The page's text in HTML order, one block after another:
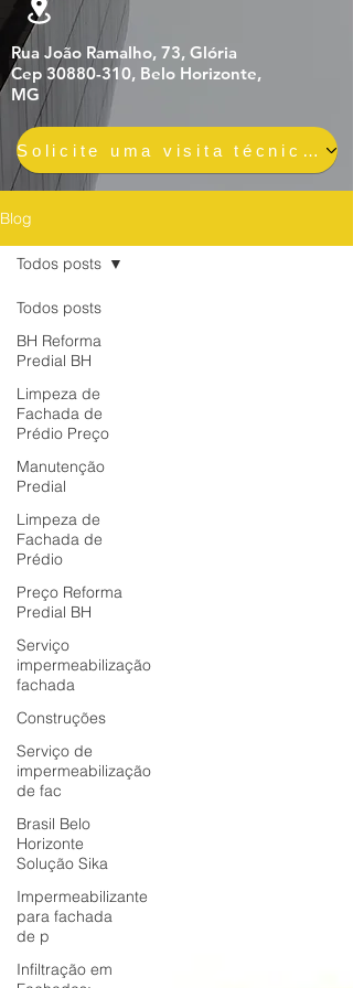
Rua João Ramalho, 73, Glória
Cep 30880-310, Belo Horizonte,
MG
Solicite uma visita técnica gratuita e sem compromisso
Blog
Todos posts
BH Reforma
Predial BH
Limpeza de
Fachada de
Prédio Preço
Manutenção
Predial
Limpeza de
Fachada de
Prédio
Preço Reforma
Predial BH
Serviço
impermeabilização
fachada
Construções
Serviço de
impermeabilização
de fac
Brasil Belo
Horizonte
Solução Sika
Impermeabilizante
para fachada
de p
Infiltração em
Todos posts